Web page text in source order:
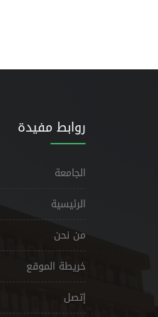
روابط مفيدة
الجامعة
الرئيسية
من نحن
خريطة الموقع
إتصل